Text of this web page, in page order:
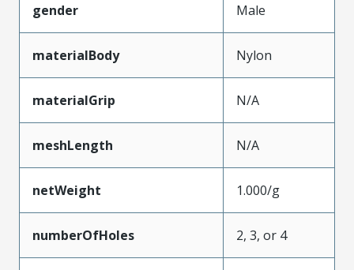
gender Male
materialBody Nylon
materialGrip N/A
meshLength N/A
netWeight 1.000/g
numberOfHoles 2, 3, or 4